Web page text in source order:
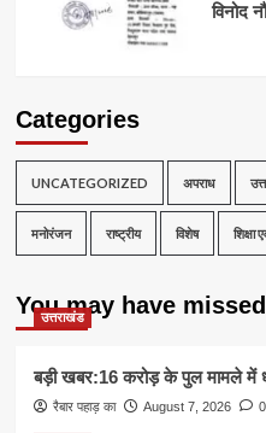
विनोद
Categories
UNCATEGORIZED अपराध
मनोरंजन राष्ट्रीय विशेष शिक्षा
You may have missed
उत्तराखंड
बड़ी खबर:16 करोड़ के पुल मामले में
रैबार पहाड़ का August 7, 2026 0